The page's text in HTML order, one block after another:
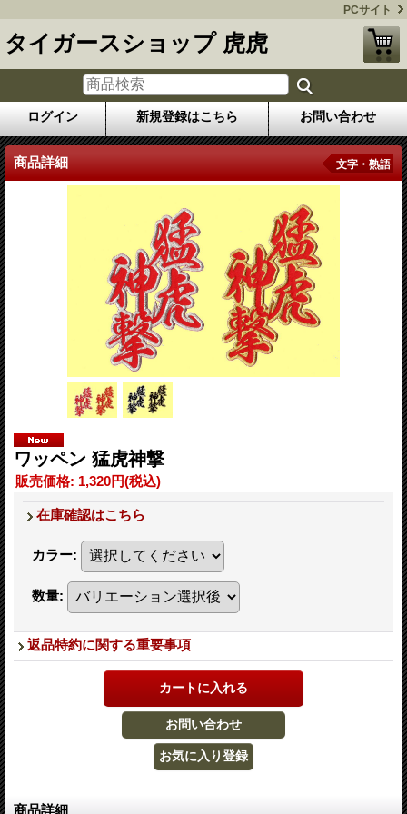
PCサイト
タイガースショップ 虎虎
ログイン 新規登録はこちら お問い合わせ
商品詳細 文字・熟語
ワッペン 猛虎神撃
販売価格: 1,320円(税込)
在庫確認はこちら
カラー:
数量:
返品特約に関する重要事項
商品詳細